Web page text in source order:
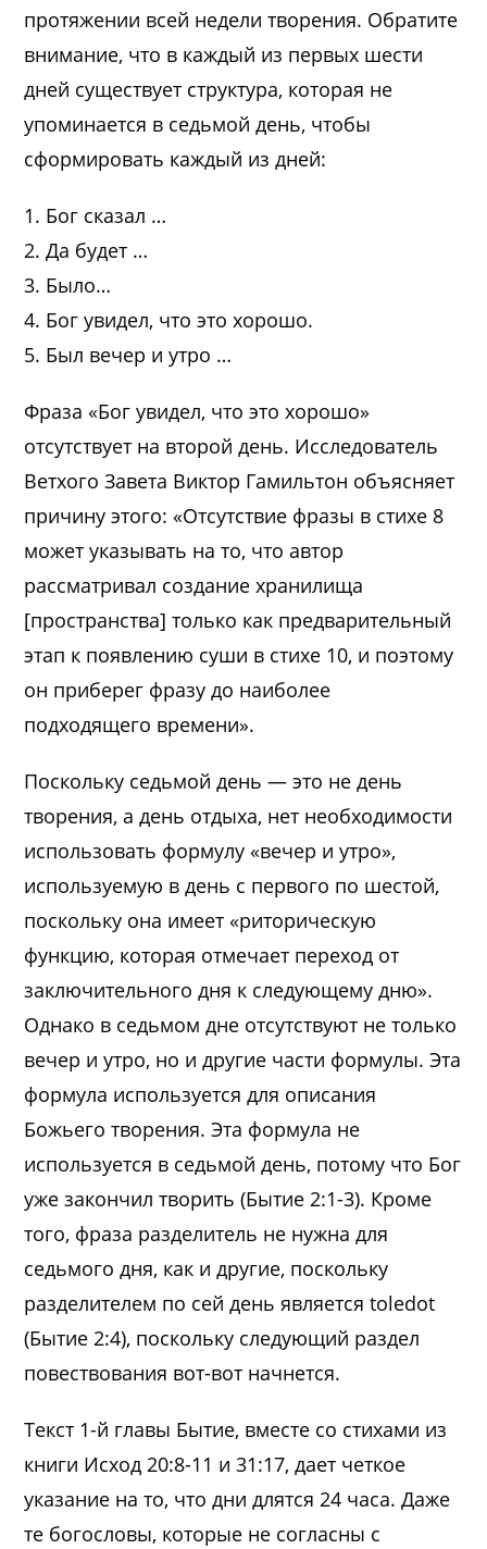
протяжении всей недели творения. Обратите
внимание, что в каждый из первых шести
дней существует структура, которая не
упоминается в седьмой день, чтобы
сформировать каждый из дней:
1. Бог сказал …
2. Да будет …
3. Было…
4. Бог увидел, что это хорошо.
5. Был вечер и утро …
Фраза «Бог увидел, что это хорошо»
отсутствует на второй день. Исследователь
Ветхого Завета Виктор Гамильтон объясняет
причину этого: «Отсутствие фразы в стихе 8
может указывать на то, что автор
рассматривал создание хранилища
[пространства] только как предварительный
этап к появлению суши в стихе 10, и поэтому
он приберег фразу до наиболее
подходящего времени».
Поскольку седьмой день — это не день
творения, а день отдыха, нет необходимости
использовать формулу «вечер и утро»,
используемую в день с первого по шестой,
поскольку она имеет «риторическую
функцию, которая отмечает переход от
заключительного дня к следующему дню».
Однако в седьмом дне отсутствуют не только
вечер и утро, но и другие части формулы. Эта
формула используется для описания
Божьего творения. Эта формула не
используется в седьмой день, потому что Бог
уже закончил творить (Бытие 2:1-3). Кроме
того, фраза разделитель не нужна для
седьмого дня, как и другие, поскольку
разделителем по сей день является toledot
(Бытие 2:4), поскольку следующий раздел
повествования вот-вот начнется.
Текст 1-й главы Бытие, вместе со стихами из
книги Исход 20:8-11 и 31:17, дает четкое
указание на то, что дни длятся 24 часа. Даже
те богословы, которые не согласны с